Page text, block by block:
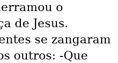
o
de Jesus.
se zangaram
outros: -Que